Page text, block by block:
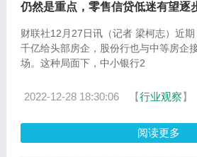
仍然是重点，零售信贷低迷有望逐
财联社12月27日讯（记者 梁柯志）近
千亿给头部房企，股份行也与中等房企
场。这种局面下，中小银行2
2022-12-28 18:30:06 【行业观察】
阅读更多